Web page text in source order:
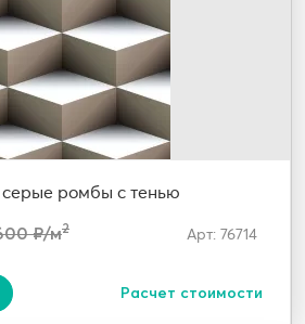
ромбы с тенью
₽/м2 Арт: 76714
Расчет стоимости